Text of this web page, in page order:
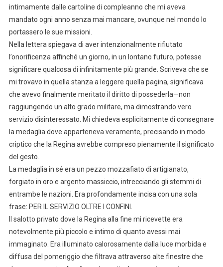
intimamente dalle cartoline di compleanno che mi aveva
mandato ogni anno senza mai mancare, ovunque nel mondo lo
portassero le sue missioni.
Nella lettera spiegava di aver intenzionalmente rifiutato
l’onorificenza affinché un giorno, in un lontano futuro, potesse
significare qualcosa di infinitamente più grande. Scriveva che se
mi trovavo in quella stanza a leggere quella pagina, significava
che avevo finalmente meritato il diritto di possederla—non
raggiungendo un alto grado militare, ma dimostrando vero
servizio disinteressato. Mi chiedeva esplicitamente di consegnare
la medaglia dove apparteneva veramente, precisando in modo
criptico che la Regina avrebbe compreso pienamente il significato
del gesto.
La medaglia in sé era un pezzo mozzafiato di artigianato,
forgiato in oro e argento massiccio, intrecciando gli stemmi di
entrambe le nazioni. Era profondamente incisa con una sola
frase: PER IL SERVIZIO OLTRE I CONFINI.
Il salotto privato dove la Regina alla fine mi ricevette era
notevolmente più piccolo e intimo di quanto avessi mai
immaginato. Era illuminato calorosamente dalla luce morbida e
diffusa del pomeriggio che filtrava attraverso alte finestre che